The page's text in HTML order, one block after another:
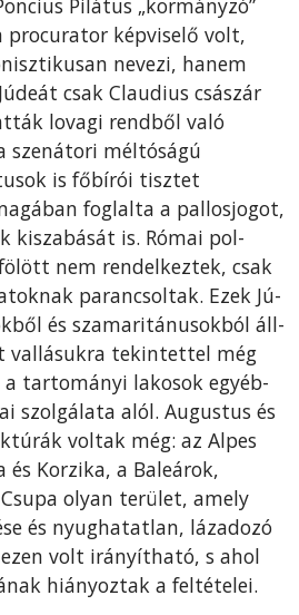
Pilátus „kormányzó”
képviselő volt,
nevezi, hanem
csak Claudius császár
lo­vagi rendből való
szenátori méltóságú
is főbírói tisz­tet
foglalta a pallosjo­got,
kiszabását is. Római pol­
nem rendelkeztek, csak
parancsoltak. Ezek Jú­
és szamaritánusokból áll­
vallásukra tekintettel még
tartományi lakosok egyéb­
szolgálata alól. Augustus és
voltak még: az Alpes
Korzika, a Baleárok,
olyan terület, amely
és nyughatatlan, lázadozó
volt irányítható, s ahol
hiányoztak a feltételei.